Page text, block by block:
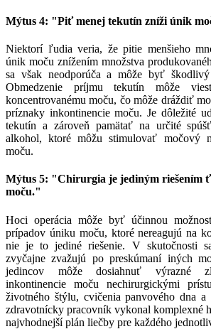
Mýtus 4: "Piť menej tekutín zníži únik
Niektorí ľudia veria, že pitie menšieho
únik moču znížením množstva
sa však neodporúča a môže byť
Obmedzenie príjmu tekutín môže
koncentrovanému moču, čo môže dráždiť
príznaky inkontinencie moču.Je dôležité
tekutín a zároveň pamätať na určité
alkohol, ktoré môžu stimulovať močový
moču.
Mýtus 5: "Chirurgia je jediným riešením
moču."
Hoci operácia môže byť účinnou
prípadov úniku moču, ktoré nereagujú na
nie je to jediné riešenie. V skutočnosti
zvyčajne zvažujú po preskúmaní iných
jedincov môže dosiahnuť výrazné
inkontinencie moču nechirurgickými
životného štýlu, cvičenia panvového dna
zdravotnícky pracovník vykonal komplexné
najvhodnejší plán liečby pre každého